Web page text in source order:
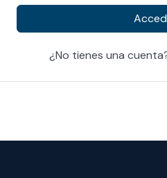
¿No tienes una